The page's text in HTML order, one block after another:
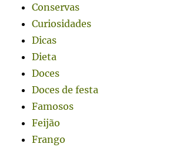
Conservas
Curiosidades
Dicas
Dieta
Doces
Doces de festa
Famosos
Feijão
Frango